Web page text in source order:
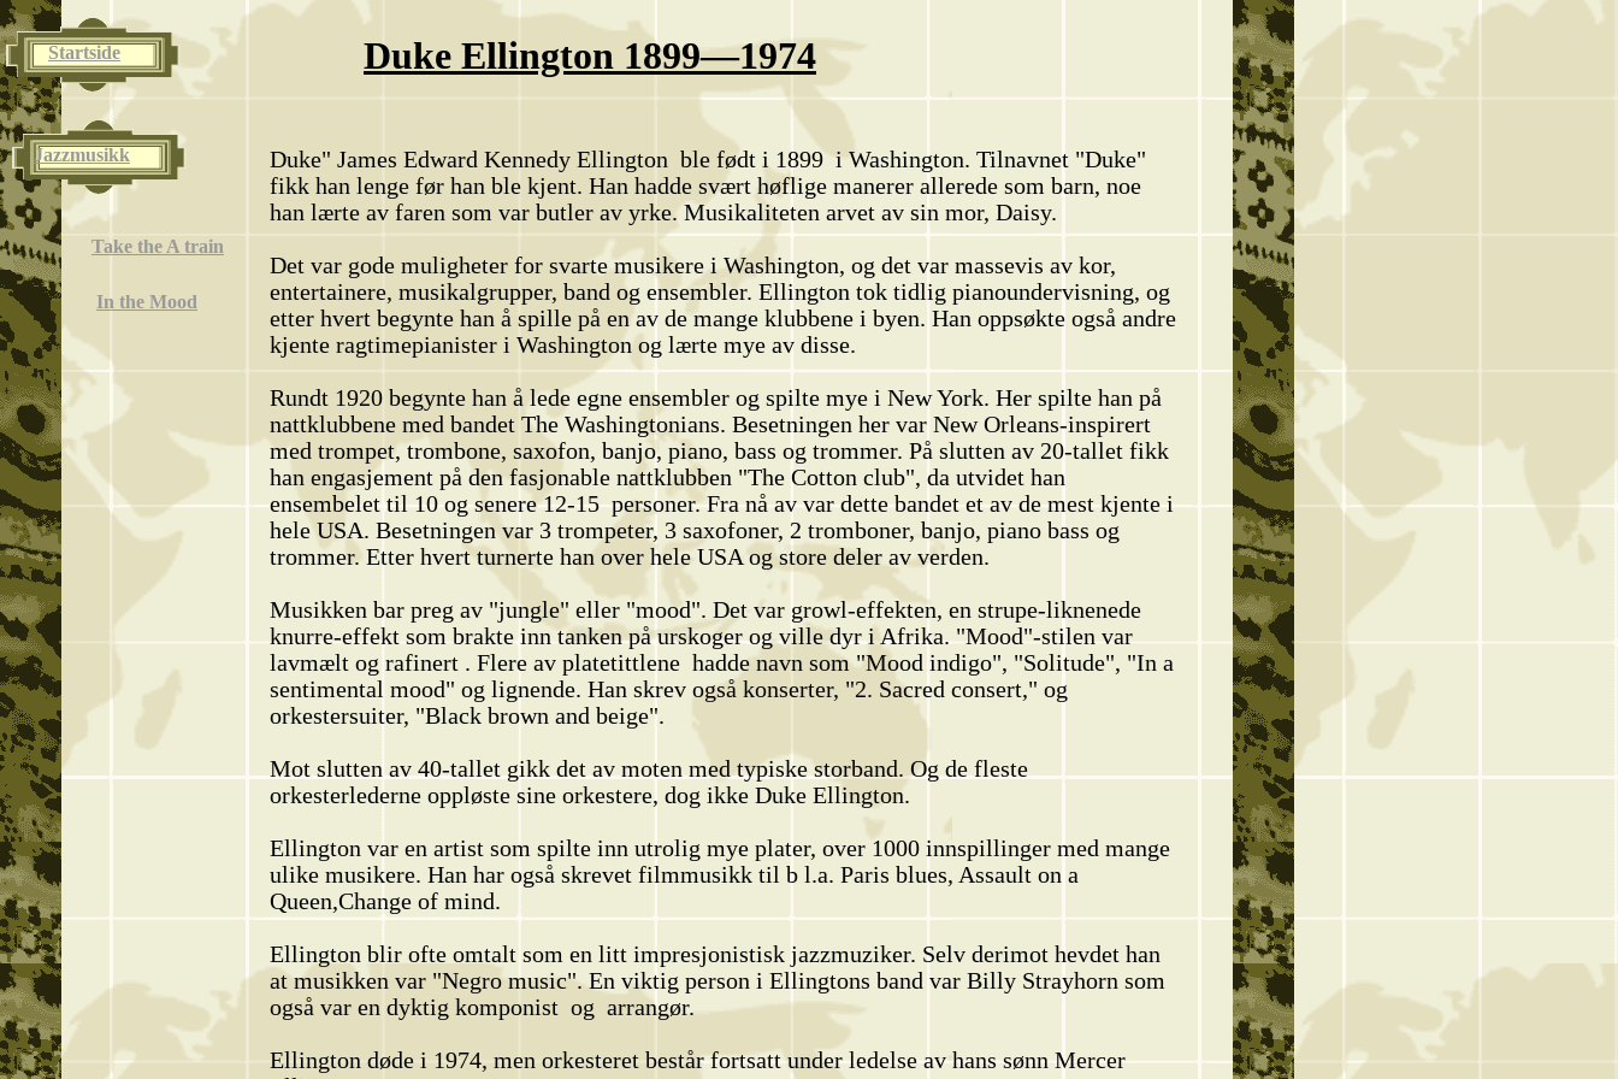
Duke Ellington 1899—1974
Duke" James Edward Kennedy Ellington ble født i 1899 i Washington. Tilnavnet "Duke"
fikk han lenge før han ble kjent. Han hadde svært høflige manerer allerede som barn, noe
han lærte av faren som var butler av yrke. Musikaliteten arvet av sin mor, Daisy.
Det var gode muligheter for svarte musikere i Washington, og det var massevis av kor,
entertainere, musikalgrupper, band og ensembler. Ellington tok tidlig pianoundervisning, og
etter hvert begynte han å spille på en av de mange klubbene i byen. Han oppsøkte også andre
kjente ragtimepianister i Washington og lærte mye av disse.
Rundt 1920 begynte han å lede egne ensembler og spilte mye i New York. Her spilte han på
nattklubbene med bandet The Washingtonians. Besetningen her var New Orleans-inspirert
med trompet, trombone, saxofon, banjo, piano, bass og trommer. På slutten av 20-tallet fikk
han engasjement på den fasjonable nattklubben "The Cotton club", da utvidet han
ensembelet til 10 og senere 12-15 personer. Fra nå av var dette bandet et av de mest kjente i
hele USA. Besetningen var 3 trompeter, 3 saxofoner, 2 tromboner, banjo, piano bass og
trommer. Etter hvert turnerte han over hele USA og store deler av verden.
Musikken bar preg av "jungle" eller "mood". Det var growl-effekten, en strupe-liknenede
knurre-effekt som brakte inn tanken på urskoger og ville dyr i Afrika. "Mood"-stilen var
lavmælt og rafinert . Flere av platetittlene hadde navn som "Mood indigo", "Solitude", "In a
sentimental mood" og lignende. Han skrev også konserter, "2. Sacred consert," og
orkestersuiter, "Black brown and beige".
Mot slutten av 40-tallet gikk det av moten med typiske storband. Og de fleste
orkesterlederne oppløste sine orkestere, dog ikke Duke Ellington.
Ellington var en artist som spilte inn utrolig mye plater, over 1000 innspillinger med mange
ulike musikere. Han har også skrevet filmmusikk til b l.a. Paris blues, Assault on a
Queen,Change of mind.
Ellington blir ofte omtalt som en litt impresjonistisk jazzmuziker. Selv derimot hevdet han
at musikken var "Negro music". En viktig person i Ellingtons band var Billy Strayhorn som
også var en dyktig komponist og arrangør.
Ellington døde i 1974, men orkesteret består fortsatt under ledelse av hans sønn Mercer
Startside
Jazzmusikk
Take the A train
In the Mood